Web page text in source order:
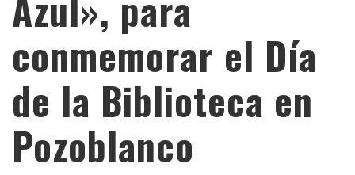
conmemorar el Día
de la Biblioteca en
Pozoblanco